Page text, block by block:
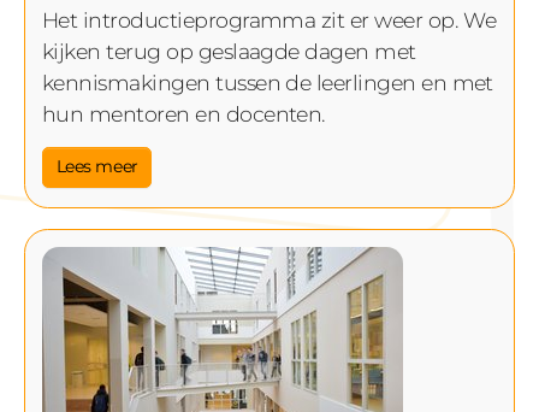
Het introductieprogramma zit er weer op. We
kijken terug op geslaagde dagen met
kennismakingen tussen de leerlingen en met
hun mentoren en docenten.
Lees meer